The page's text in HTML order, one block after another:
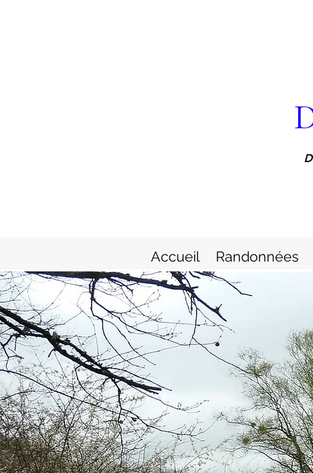
Accueil Randonnées